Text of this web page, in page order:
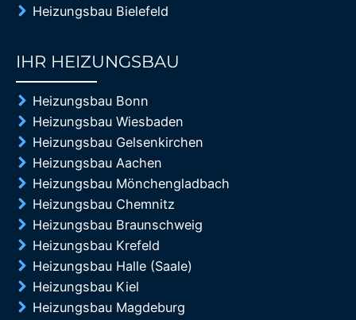
Heizungsbau Bielefeld
IHR HEIZUNGSBAU
Heizungsbau Bonn
Heizungsbau Wiesbaden
Heizungsbau Gelsenkirchen
Heizungsbau Aachen
Heizungsbau Mönchengladbach
Heizungsbau Chemnitz
Heizungsbau Braunschweig
Heizungsbau Krefeld
Heizungsbau Halle (Saale)
Heizungsbau Kiel
Heizungsbau Magdeburg